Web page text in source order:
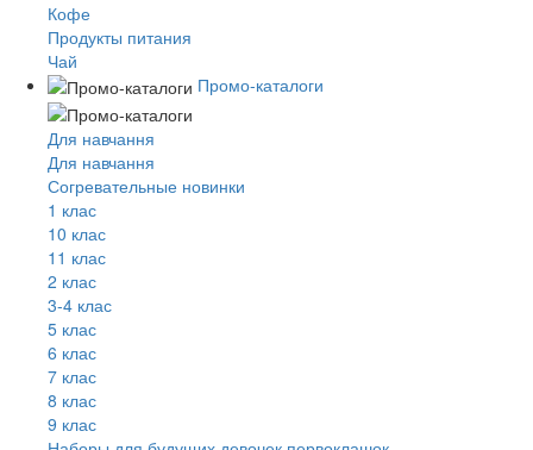
Кофе
Продукты питания
Чай
Промо-каталоги
Для навчання
Для навчання
Согревательные новинки
1 клас
10 клас
11 клас
2 клас
3-4 клас
5 клас
6 клас
7 клас
8 клас
9 клас